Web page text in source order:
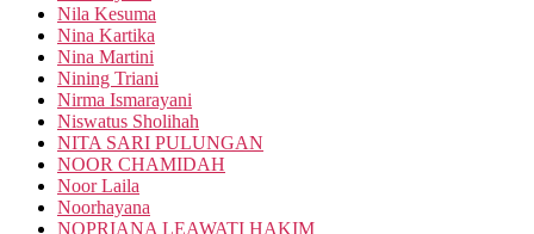
Nila Kesuma
Nina Kartika
Nina Martini
Nining Triani
Nirma Ismarayani
Niswatus Sholihah
NITA SARI PULUNGAN
NOOR CHAMIDAH
Noor Laila
Noorhayana
NOPRIANA LEAWATI HAKIM